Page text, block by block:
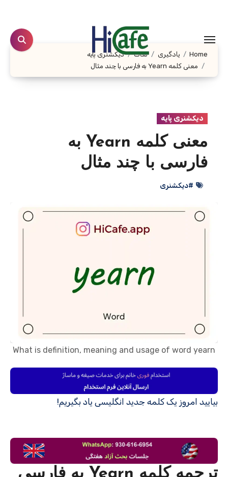
content
Home یادگیری لغات
دیکشنری پایه
معنی کلمه Yearn به فارسی با چند مثال
دیکشنری پایه
معنی کلمه Yearn به
فارسی با چند مثال
#دیکشنری
What is definition, meaning and usage of word yearn
بیایید امروز یک کلمه جدید انگلیسی یاد بگیریم!